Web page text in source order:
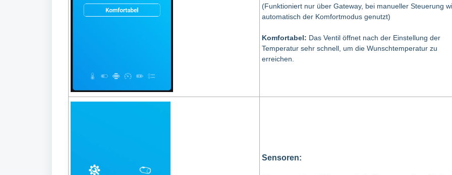
(Funktioniert nur über Gateway, bei manueller Steuerung
automatisch der Komfortmodus genutzt)
Komfortabel: Das Ventil öffnet nach der Einstellung der
Temperatur sehr schnell, um die Wunschtemperatur zu
erreichen.
Sensoren: